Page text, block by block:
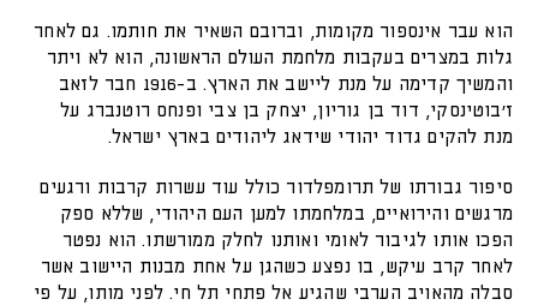
הוא עבר אינספור מקומות, וברובם השאיר את חותמו. גם לאחר
גלות במצרים בעקבות מלחמת העולם הראשונה, הוא לא ויתר
והמשיך קדימה על מנת ליישב את הארץ. ב-1916 חבר לזאב
ז'בוטינסקי, דוד בן גוריון, יצחק בן צבי ופנחס רוטנברג על
מנת להקים גדוד יהודי שידאג ליהודים בארץ ישראל.
סיפור גבורתו של תרומפלדור כולל עוד עשרות קרבות ורגעים
מרגשים והירואיים, במלחמתו למען העם היהודי, שללא ספק
הפכו אותו לגיבור לאומי ואותנו לחלק ממורשתו. הוא נפטר
לאחר קרב עיקש, בו נפצע כשהגן על אחת מבנות היישוב אשר
סבלה מהאויב הערבי שהגיע אל פתחי תל חי. לפני מותו, על פי